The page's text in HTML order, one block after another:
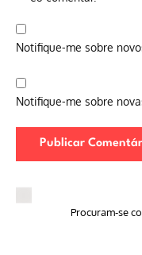
Notifique-me sobre
Notifique-me sobre
Procuram-se